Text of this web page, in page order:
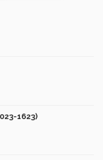
1623)